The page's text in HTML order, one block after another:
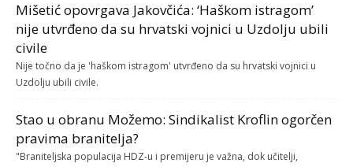
Mišetić opovrgava Jakovčića: ‘Haškom istragom’
nije utvrđeno da su hrvatski vojnici u Uzdolju ubili
civile
Nije točno da je 'haškom istragom' utvrđeno da su hrvatski vojnici u
Uzdolju ubili civile.
Stao u obranu Možemo: Sindikalist Kroflin ogorčen
pravima branitelja?
"Braniteljska populacija HDZ-u i premijeru je važna, dok učitelji,